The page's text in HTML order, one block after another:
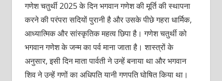
गणेश चतुर्थी 2025 के दिन भगवान गणेश की मूर्ति की स्थापना
करने की परंपरा सदियों पुरानी है और उसके पीछे गहरा धार्मिक,
आध्यात्मिक और सांस्कृतिक महत्व छिपा है। गणेश चतुर्थी को
भगवान गणेश के जन्म का पर्व माना जाता है। शास्त्रों के
अनुसार, इसी दिन माता पार्वती ने उन्हें बनाया था और भगवान
शिव ने उन्हें गणों का अधिपति यानी गणपति घोषित किया था।